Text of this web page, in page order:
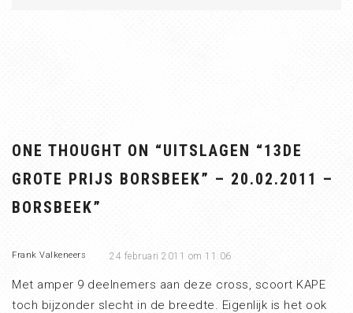
ONE THOUGHT ON “UITSLAGEN “13DE
GROTE PRIJS BORSBEEK” – 20.02.2011 –
BORSBEEK”
Frank Valkeneers 24 februari 2011 om 11:06
Met amper 9 deelnemers aan deze cross, scoort KAPE
toch bijzonder slecht in de breedte. Eigenlijk is het ook